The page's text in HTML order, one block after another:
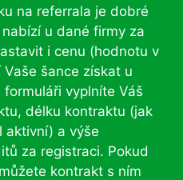
na referrala je dobré
u dané firmy za
i cenu (hodnotu v
šance získat u
vyplníte Váš
délku kontraktu (jak
aktivní) a výše
za registraci. Pokud
kontrakt s ním